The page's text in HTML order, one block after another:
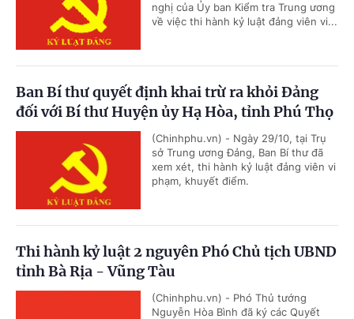
nghị của Ủy ban Kiểm tra Trung ương
về việc thi hành kỷ luật đảng viên vi...
Ban Bí thư quyết định khai trừ ra khỏi Đảng
đối với Bí thư Huyện ủy Hạ Hòa, tỉnh Phú Thọ
(Chinhphu.vn) - Ngày 29/10, tại Trụ
sở Trung ương Đảng, Ban Bí thư đã
xem xét, thi hành kỷ luật đảng viên vi
phạm, khuyết điểm.
Thi hành kỷ luật 2 nguyên Phó Chủ tịch UBND
tỉnh Bà Rịa - Vũng Tàu
(Chinhphu.vn) - Phó Thủ tướng
Nguyễn Hòa Bình đã ký các Quyết